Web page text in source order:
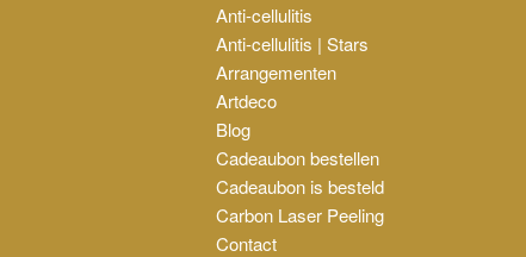
Anti-cellulitis
Anti-cellulitis | Stars
Arrangementen
Artdeco
Blog
Cadeaubon bestellen
Cadeaubon is besteld
Carbon Laser Peeling
Contact